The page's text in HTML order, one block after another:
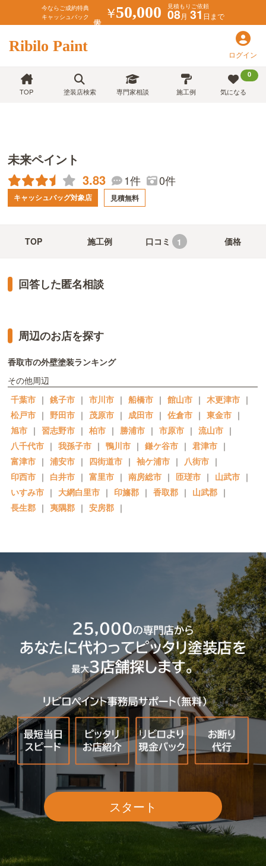
今ならご成約特典
キャッシュバック
￥50,000 見積もりご依頼
08月 31日まで
Ribilo Paint ログイン
TOP 塗装店検索 専門家相談 施工例
0
気になる
未来ペイント
3.83 1件 0件
キャッシュバッグ対象店 見積無料
TOP 施工例 口コミ 1 価格
回答した匿名相談
周辺のお店を探す
香取市の外壁塗装ランキング
その他周辺
千葉市 ｜ 銚子市 ｜ 市川市 ｜ 船橋市 ｜ 館山市 ｜ 木更津市 ｜
松戸市 ｜ 野田市 ｜ 茂原市 ｜ 成田市 ｜ 佐倉市 ｜ 東金市 ｜
旭市 ｜ 習志野市 ｜ 柏市 ｜ 勝浦市 ｜ 市原市 ｜ 流山市 ｜
八千代市 ｜ 我孫子市 ｜ 鴨川市 ｜ 鎌ケ谷市 ｜ 君津市 ｜
富津市 ｜ 浦安市 ｜ 四街道市 ｜ 袖ケ浦市 ｜ 八街市 ｜
印西市 ｜ 白井市 ｜ 富里市 ｜ 南房総市 ｜ 匝瑳市 ｜ 山武市 ｜
いすみ市 ｜ 大網白里市 ｜ 印旛郡 ｜ 香取郡 ｜ 山武郡 ｜
長生郡 ｜ 夷隅郡 ｜ 安房郡 ｜
スタート